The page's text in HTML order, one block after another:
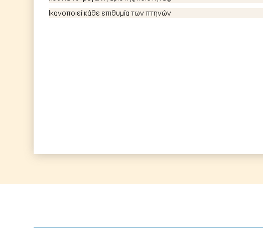
Ικανοποιεί κάθε επιθυμία των πτηνών